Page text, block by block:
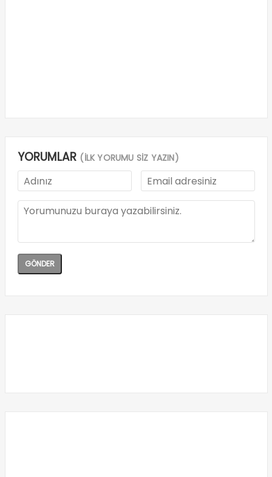
YORUMLAR (İLK YORUMU SİZ YAZIN)